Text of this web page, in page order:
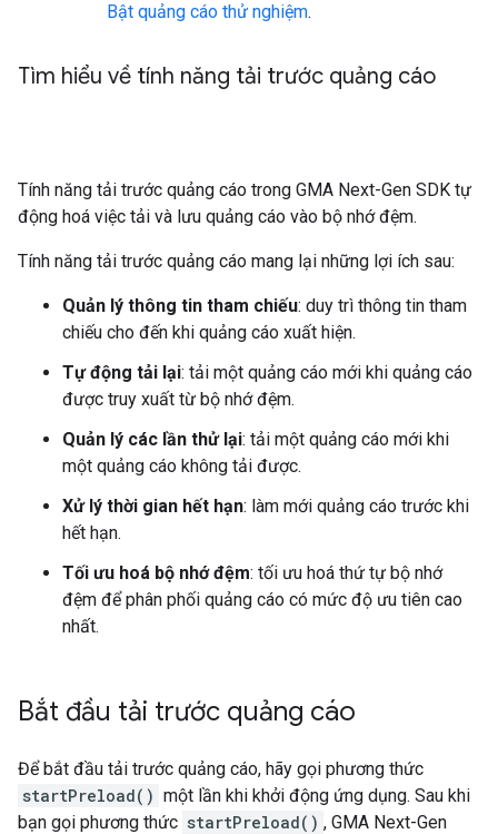
Bật quảng cáo thử nghiệm.
Tìm hiểu về tính năng tải trước quảng cáo
Tính năng tải trước quảng cáo trong GMA Next-Gen SDK tự
động hoá việc tải và lưu quảng cáo vào bộ nhớ đệm.
Tính năng tải trước quảng cáo mang lại những lợi ích sau:
Quản lý thông tin tham chiếu: duy trì thông tin tham
chiếu cho đến khi quảng cáo xuất hiện.
Tự động tải lại: tải một quảng cáo mới khi quảng cáo
được truy xuất từ bộ nhớ đệm.
Quản lý các lần thử lại: tải một quảng cáo mới khi
một quảng cáo không tải được.
Xử lý thời gian hết hạn: làm mới quảng cáo trước khi
hết hạn.
Tối ưu hoá bộ nhớ đệm: tối ưu hoá thứ tự bộ nhớ
đệm để phân phối quảng cáo có mức độ ưu tiên cao
nhất.
Bắt đầu tải trước quảng cáo
Để bắt đầu tải trước quảng cáo, hãy gọi phương thức
startPreload() một lần khi khởi động ứng dụng. Sau khi
bạn gọi phương thức startPreload() , GMA Next-Gen